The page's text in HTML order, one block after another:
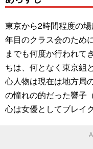
東京から2時間程度の
年目のクラス会のため
までも何度か行われて
ちは、何となく東京組
心人物は現在は地方局
の憧れの的だった響子
心は女優としてブレイ